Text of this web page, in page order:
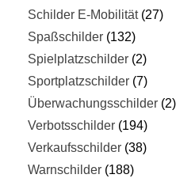
Schilder E-Mobilität 27
Spaßschilder 132
Spielplatzschilder 2
Sportplatzschilder 7
Überwachungsschilder 2
Verbotsschilder 194
Verkaufsschilder 38
Warnschilder 188